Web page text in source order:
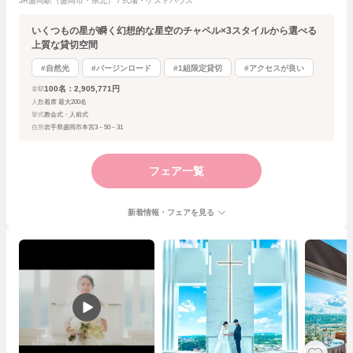
いくつもの星が瞬く幻想的な星空のチャペル×3スタイルから選べる
上質な貸切空間
#自然光 #バージンロード #1組限定貸切 #アクセスが良い
金額 100名：2,905,771円
人数着席 最大200名
挙式教会式・人前式
住所岩手県盛岡市本宮3－50－31
フェア一覧
新着情報・フェアを見る